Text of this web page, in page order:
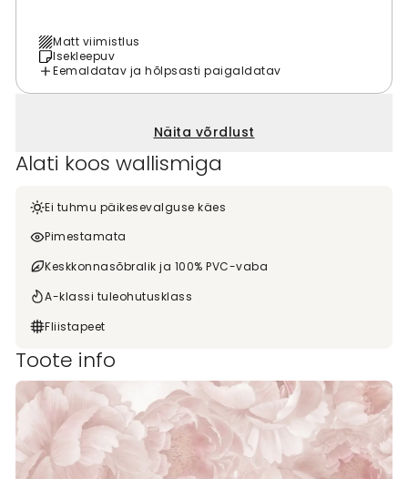
Matt viimistlus
Isekleepuv
Eemaldatav ja hõlpsasti paigaldatav
Näita võrdlust
Alati koos wallismiga
Ei tuhmu päikesevalguse käes
Pimestamata
Keskkonnasõbralik ja 100% PVC-vaba
A-klassi tuleohutusklass
Fliistapeet
Toote info